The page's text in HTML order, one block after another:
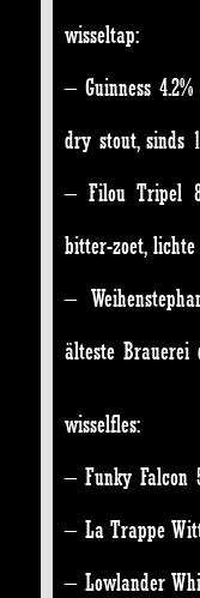
wisseltap:
– Guinness
dry stout, sinds
– Filou Tripel
bitter-zoet,
–
älteste Brauerei
wisselfles:
– Funky Falcon
– La Trappe
– Lowlander